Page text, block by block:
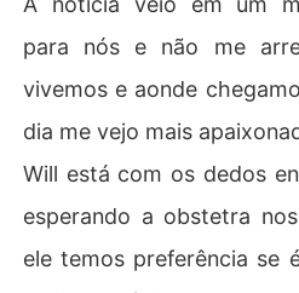
ite fingir ser apaixonado por
por isso.
Roger Campbell é um
artela de clientes extensa da
ha em uma grande firma
va York. O tipo de homem
quando descobre que Ste a
o está gravida ele a convence
para nós e não me
vivemos e aonde
dia me vejo mais
Will está com os dedos
esperando a obstetra
ele temos preferência se